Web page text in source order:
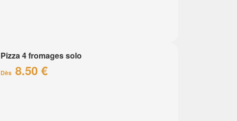
Pizza 4 fromages solo
Dès 8.50 €